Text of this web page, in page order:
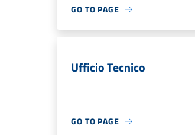
GO TO PAGE
Ufficio Tecnico
GO TO PAGE